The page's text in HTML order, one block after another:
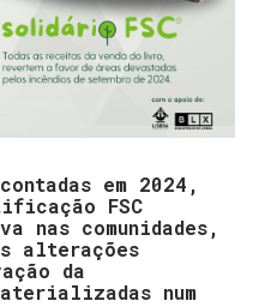
em 2024,
FSC
nas comunidades,
alterações
da
num